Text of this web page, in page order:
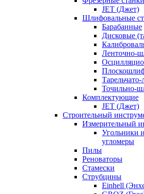
JET (Джет)
Шлифовальные
Барабанные
Дисковые
Ленточно-
Точильно-
Комплектующие
JET (Джет)
Строительный
Измерительный
Угольники
угломеры
Пилы
Реноваторы
Стамески
Струбцины
Einhell